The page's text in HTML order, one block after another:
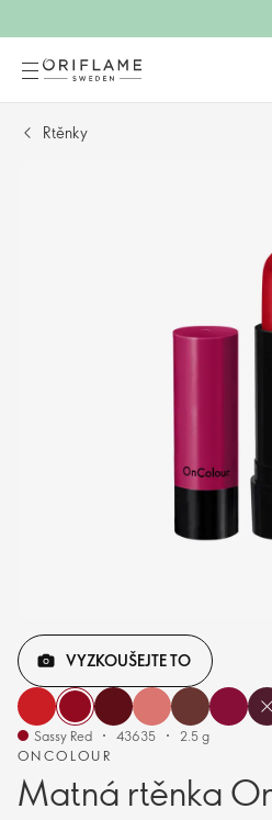
Rtěnky
ONCOLOUR
Matná rtěnka
VYZKOUŠEJTE TO
Sassy Red 43635 2.5 g